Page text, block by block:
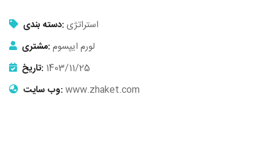
دسته بندی:استراتژی
مشتری:لورم ایپسوم
تاریخ: 1403/11/25
وب سایت:www.zhaket.com